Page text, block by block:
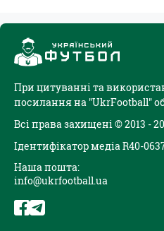
При цитуванні та
посилання на "UkrFootball"
Всі права захищені © 2013 -
Ідентифікатор медіа R40-
Наша пошта:
info@ukrfootball.ua